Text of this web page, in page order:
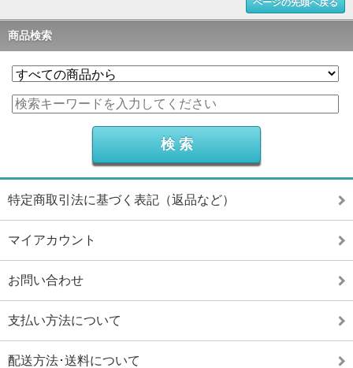
ページの先頭へ戻る
商品検索
特定商取引法に基づく表記（返品など）
マイアカウント
お問い合わせ
支払い方法について
配送方法･送料について